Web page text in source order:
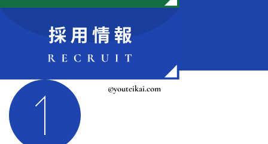
©youteikai.com